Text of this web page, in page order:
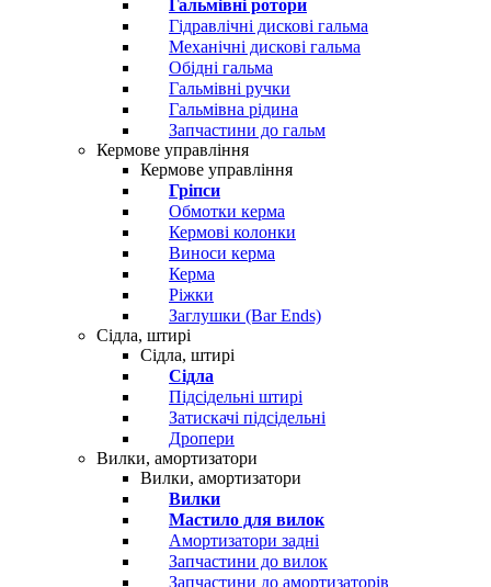
Гальмівні ротори
Гідравлічні дискові гальма
Механічні дискові гальма
Обідні гальма
Гальмівні ручки
Гальмівна рідина
Запчастини до гальм
Кермове управління
Кермове управління
Гріпси
Обмотки керма
Кермові колонки
Виноси керма
Керма
Ріжки
Заглушки (Bar Ends)
Сідла, штирі
Сідла, штирі
Сідла
Підсідельні штирі
Затискачі підсідельні
Дропери
Вилки, амортизатори
Вилки, амортизатори
Вилки
Мастило для вилок
Амортизатори задні
Запчастини до вилок
Запчастини до амортизаторів